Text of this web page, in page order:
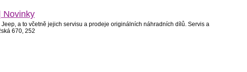
Novinky
a to včetně jejich servisu a prodeje originálních náhradních dílů. Servis a
670, 252